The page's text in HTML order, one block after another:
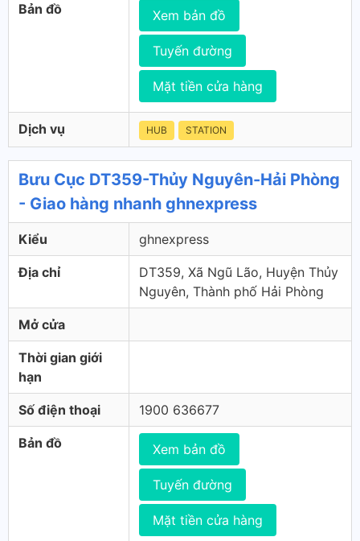
Bản đồ Xem bản đồ
Tuyến đường
Mặt tiền cửa hàng
Dịch vụ HUB STATION
Bưu Cục DT359-Thủy Nguyên-Hải Phòng
- Giao hàng nhanh ghnexpress
Kiểu ghnexpress
Địa chỉ
DT359, Xã Ngũ Lão, Huyện Thủy
Nguyên, Thành phố Hải Phòng
Mở cửa
Thời gian giới
hạn
Số điện thoại 1900 636677
Bản đồ Xem bản đồ
Tuyến đường
Mặt tiền cửa hàng